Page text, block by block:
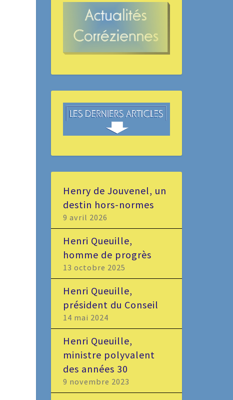
Henry de Jouvenel, un
destin hors-normes
9 avril 2026
Henri Queuille,
homme de progrès
13 octobre 2025
Henri Queuille,
président du Conseil
14 mai 2024
Henri Queuille,
ministre polyvalent
des années 30
9 novembre 2023